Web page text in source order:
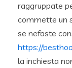
raggruppate
commette un
se nefaste
https://
la inchiesta